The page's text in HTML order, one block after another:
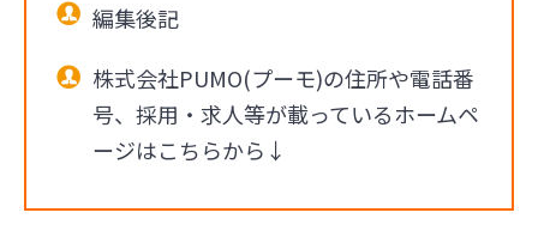
編集後記
株式会社PUMO(プーモ)の住所や電話番
号、採用・求人等が載っているホームペ
ージはこちらから↓